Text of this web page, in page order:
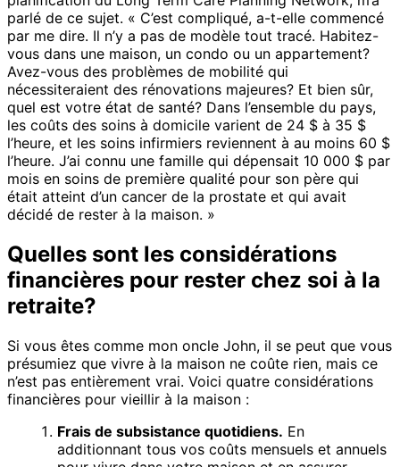
parlé de ce sujet. « C’est compliqué, a-t-elle commencé
par me dire. Il n’y a pas de modèle tout tracé. Habitez-
vous dans une maison, un condo ou un appartement?
Avez-vous des problèmes de mobilité qui
nécessiteraient des rénovations majeures? Et bien sûr,
quel est votre état de santé? Dans l’ensemble du pays,
les coûts des soins à domicile varient de 24 $ à 35 $
l’heure, et les soins infirmiers reviennent à au moins 60 $
l’heure. J’ai connu une famille qui dépensait 10 000 $ par
mois en soins de première qualité pour son père qui
était atteint d’un cancer de la prostate et qui avait
décidé de rester à la maison. »
Quelles sont les considérations
financières pour rester chez soi à la
retraite?
Si vous êtes comme mon oncle John, il se peut que vous
présumiez que vivre à la maison ne coûte rien, mais ce
n’est pas entièrement vrai. Voici quatre considérations
financières pour vieillir à la maison :
Frais de subsistance quotidiens. En
additionnant tous vos coûts mensuels et annuels